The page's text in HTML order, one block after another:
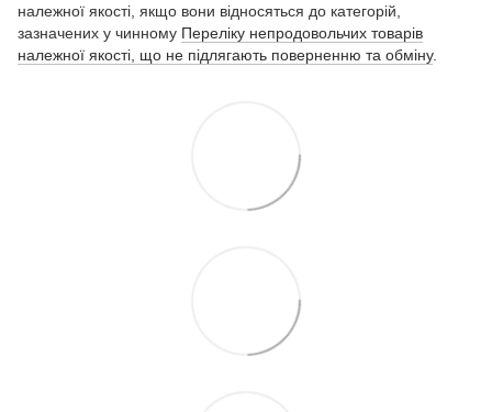
належної якості, якщо вони відносяться до категорій,
зазначених у чинному Переліку непродовольчих товарів
належної якості, що не підлягають поверненню та обміну.